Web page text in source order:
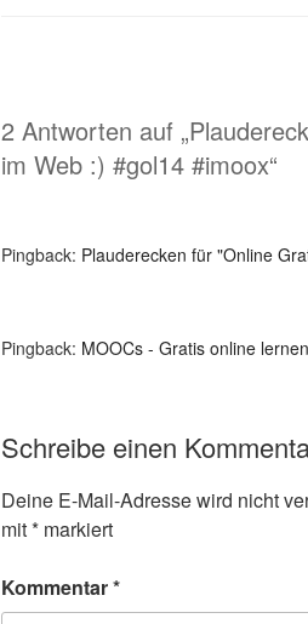
2 Antworten auf
im Web :) #gol14 #imoox“
Pingback: Plauderecken für "Online
Pingback: MOOCs - Gratis online
Schreibe einen
Deine E-Mail-Adresse wird nicht
mit* markiert
Kommentar*